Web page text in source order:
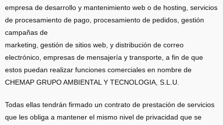
empresa de desarrollo y mantenimiento web o de hosting, servicios
de procesamiento de pago, procesamiento de pedidos, gestión
campañas de
marketing, gestión de sitios web, y distribución de correo
electrónico, empresas de mensajería y transporte, a fin de que
estos puedan realizar funciones comerciales en nombre de
CHEMAP GRUPO AMBIENTAL Y TECNOLOGIA, S.L.U.
Todas ellas tendrán firmado un contrato de prestación de servicios
que les obliga a mantener el mismo nivel de privacidad que se